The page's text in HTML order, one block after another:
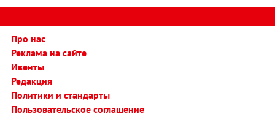
Про нас
Реклама на сайте
Ивенты
Редакция
Политики и стандарты
Пользовательское соглашение